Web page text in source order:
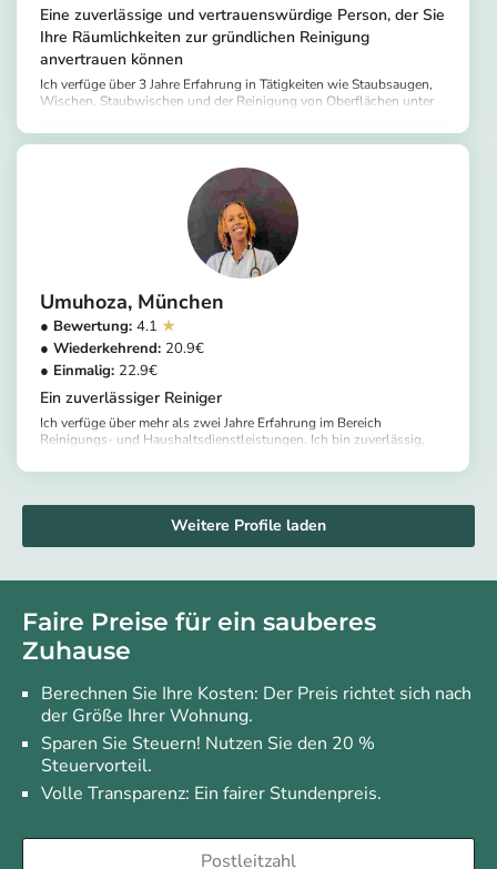
Eine zuverlässige und vertrauenswürdige Person, der Sie
Ihre Räumlichkeiten zur gründlichen Reinigung
anvertrauen können
Ich verfüge über 3 Jahre Erfahrung in Tätigkeiten wie Staubsaugen,
Wischen, Staubwischen und der Reinigung von Oberflächen unter
Umuhoza München
4.1
20.9
22.9
Ein zuverlässiger Reiniger
Ich verfüge über mehr als zwei Jahre Erfahrung im Bereich
Reinigungs- und Haushaltsdienstleistungen. Ich bin zuverlässig,
mir ein Anliegen, dass alle Bereiche auf hohem Niveau gereinigt
Weitere Profile laden
Faire Preise für ein sauberes
Zuhause
Berechnen Sie Ihre Kosten: Der Preis richtet sich nach
der Größe Ihrer Wohnung.
Sparen Sie Steuern! Nutzen Sie den 20 %
Steuervorteil.
Volle Transparenz: Ein fairer Stundenpreis.